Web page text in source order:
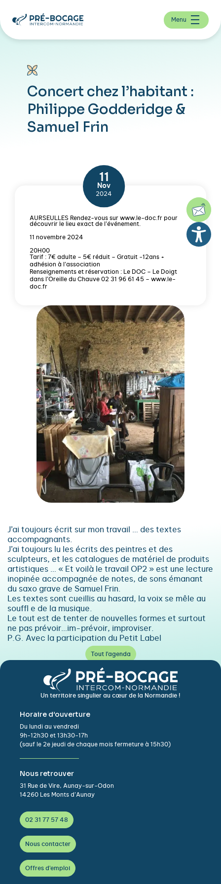
Menu
Concert chez l’habitant :
Philippe Godderidge &
Samuel Frin
11
Nov
2024
AURSEULLES Rendez-vous sur www.le-doc.fr pour
découvrir le lieu exact de l’événement.
11 novembre 2024
20H00
Tarif : 7€ adulte – 5€ réduit – Gratuit -12ans +
adhésion à l’association
Renseignements et réservation : Le DOC – Le Doigt
dans l’Oreille du Chauve 02 31 96 61 45 – www.le-
doc.fr
J’ai toujours écrit sur mon travail … des textes
accompagnants.
J’ai toujours lu les écrits des peintres et des
sculpteurs, et les catalogues de matériel de produits
artistiques … « Et voilà le travail OP2 » est une lecture
inopinée accompagnée de notes, de sons émanant
du saxo grave de Samuel Frin.
Les textes sont cueillis au hasard, la voix se mêle au
souffl e de la musique.
Le tout est de tenter de nouvelles formes et surtout
ne pas prévoir…im-prévoir, improviser.
P.G. Avec la participation du Petit Label
Tout l'agenda
Un territoire singulier au cœur de la Normandie !
Horaire d’ouverture
Du lundi au vendredi
9h-12h30 et 13h30-17h
(sauf le 2e jeudi de chaque mois fermeture à 15h30)
Nous retrouver
31 Rue de Vire, Aunay-sur-Odon
14260 Les Monts d’Aunay
02 31 77 57 48
Nous contacter
Offres d'emploi